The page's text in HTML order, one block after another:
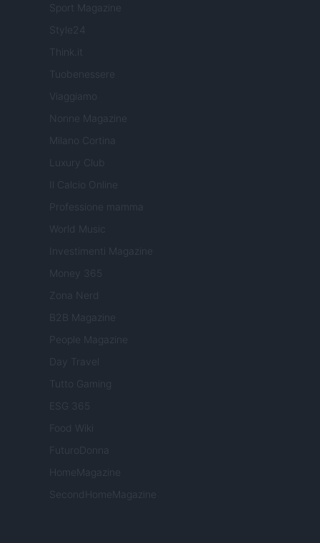
Sport Magazine
Style24
Think.it
Tuobenessere
Viaggiamo
Nonne Magazine
Milano Cortina
Luxury Club
Il Calcio Online
Professione mamma
World Music
Investimenti Magazine
Money 365
Zona Nerd
B2B Magazine
People Magazine
Day Travel
Tutto Gaming
ESG 365
Food Wiki
FuturoDonna
HomeMagazine
SecondHomeMagazine